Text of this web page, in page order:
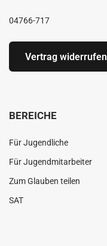
04766-717
Vertrag widerrufen
BEREICHE
Für Jugendliche
Für Jugendmitarbeiter
Zum Glauben teilen
SAT